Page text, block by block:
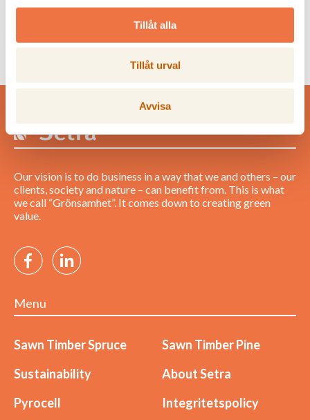
Tillåt alla
Tillåt urval
Avvisa
Our vision is to do business in a way that we and others – our
clients, society and nature – can benefit from. This is what
we call “Grönsamhet”. It comes down to creating green
value.
Menu
Sawn Timber Spruce
Sawn Timber Pine
Sustainability
About Setra
Pyrocell
Integritetspolicy